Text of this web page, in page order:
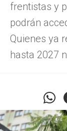
frentistas y
podrán
Quienes ya
hasta 2027